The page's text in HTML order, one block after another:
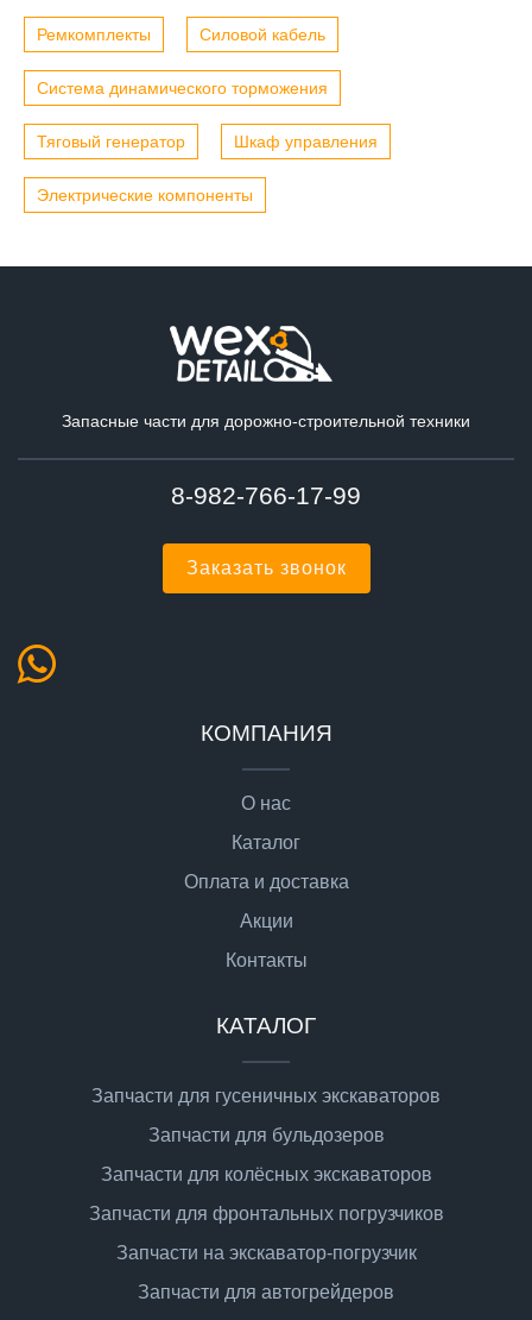
Ремкомплекты Силовой кабель
Система динамического торможения
Тяговый генератор Шкаф управления
Электрические компоненты
Запасные части для дорожно-строительной техники
8-982-766-17-99
Заказать звонок
КОМПАНИЯ
О нас
Каталог
Оплата и доставка
Акции
Контакты
КАТАЛОГ
Запчасти для гусеничных экскаваторов
Запчасти для бульдозеров
Запчасти для колёсных экскаваторов
Запчасти для фронтальных погрузчиков
Запчасти на экскаватор-погрузчик
Запчасти для автогрейдеров